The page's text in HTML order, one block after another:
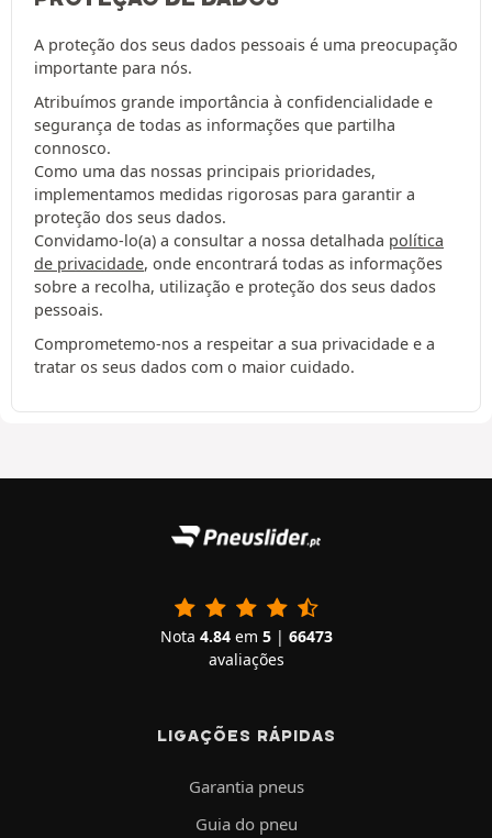
A proteção dos seus dados pessoais é uma preocupação
importante para nós.
Atribuímos grande importância à confidencialidade e
segurança de todas as informações que partilha
connosco.
Como uma das nossas principais prioridades,
implementamos medidas rigorosas para garantir a
proteção dos seus dados.
Convidamo-lo(a) a consultar a nossa detalhada política
de privacidade, onde encontrará todas as informações
sobre a recolha, utilização e proteção dos seus dados
pessoais.
Comprometemo-nos a respeitar a sua privacidade e a
tratar os seus dados com o maior cuidado.
Nota 4.84em 5| 66473
avaliações
LIGAÇÕES RÁPIDAS
Garantia pneus
Guia do pneu